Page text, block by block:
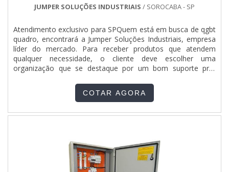
quando pensamos em uma empresa que entrega confiança
multidisciplinar de consultores associados; Profissionais
com vasta experiência na área de atuação; Equipe focada na
ética e aplicação das melhores práticas no mercado;
Escritório de alta qualidade onde são realizadas as
atividades; Matéria-prima de excelente qualidade;
Equipamentos de última geração.REFERÊNCIA DE
QUALIDADE NO SEGMENTOApenas na Pégaso Soluções
Elétricas existem as melhores condições para quem deseja
achar o que precisa para quadro elétrico montado. Prezando
pelo que há de mais moderno, traz inovações e variedades
comprometida com seus serviços e uma empresa altamente
qualificada, qualificações construídas por focar suas ações
no resultado final, tendo escritório de alta qualidade onde
JUMPER SOLUÇÕES INDUSTRIAIS / SOROCABA - SP
Atendimento exclusivo para SPQuem está em busca de qgbt
quadro, encontrará a Jumper Soluções Industriais, empresa
líder do mercado. Para receber produtos que atendem
qualquer necessidade, o cliente deve escolher uma
organização que se destaque por um bom suporte pré-
interesse é por qgbt quadro, com os profissionais
especializados da Jumper Soluções Industriais o cliente
SOBRE QGBT QUADROA Jumper Soluções Industriais
realizadas as atividades e sede em localização privilegiada
no estado de São Paulo, tudo isso para garantir que se
tenha qgbt quadro com proteção.Há muitas maneiras
COTAR AGORA